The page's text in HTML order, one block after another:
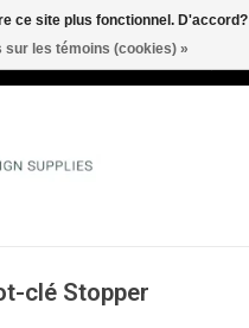
clé Stopper
ce site plus fonctionnel. D'accord?
sur les témoins (cookies) »